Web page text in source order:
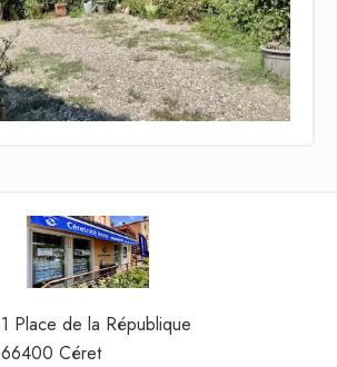
1 Place de la République
66400 Céret